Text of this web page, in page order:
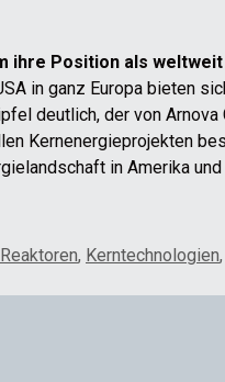
ihre Position als
in ganz Europa bieten
deutlich, der von
Kernenergieprojekten
in Amerika
, Kerntechnologien,